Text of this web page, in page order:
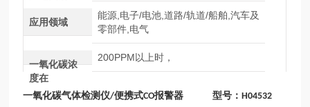
应用领域
能源,电子/电池,道路/轨道/船舶,汽车及
零部件,电气
一氧化碳浓
度在
200PPM以上时，
一氧化碳气体检测仪/便携式CO报警器 型号：H04532